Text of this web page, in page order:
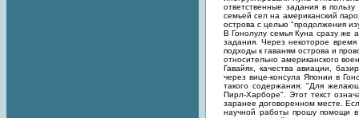
ответственные задания в
семьей сел на американский
острова с целью "продолжения
В Гонолулу семья Куна сразу же
задания. Через некоторое
подходы к гаваням острова и
относительно американского
Гавайях, качества авиации,
через вице-консула Японии в
такого содержания: "Для
Пирл-Харборе". Этот текст
заранее договоренном месте.
научной работы прошу помощи в